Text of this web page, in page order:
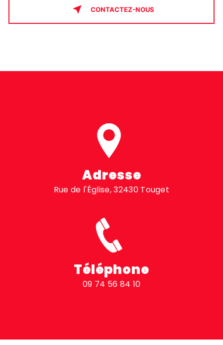
CONTACTEZ-NOUS
Adresse
Rue de l'Église, 32430 Touget
Téléphone
09 74 56 84 10